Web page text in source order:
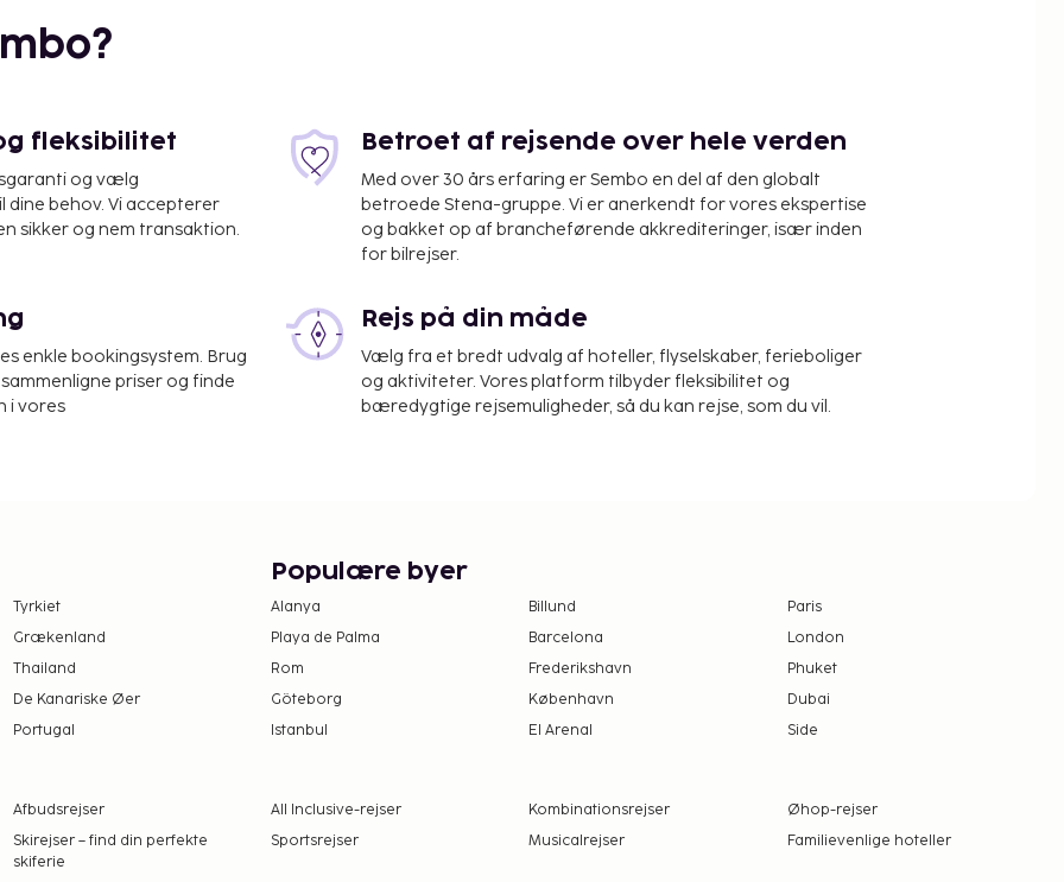
Gebyrer
nat, op til 7 nætter.
har oplyst.
Kontakt
fleksibilitet
og vælg
dine behov. Vi accepterer
sikker og nem transaktion.
Betroet af rejsende over hele verden
Med over 30 års erfaring er Sembo en del af den globalt
betroede Stena-gruppe. Vi er anerkendt for vores ekspertise
og bakket op af brancheførende akkrediteringer, især inden
for bilrejser.
enkle bookingsystem. Brug
priser og finde
i vores
Rejs på din måde
Vælg fra et bredt udvalg af hoteller, flyselskaber, ferieboliger
og aktiviteter. Vores platform tilbyder fleksibilitet og
bæredygtige rejsemuligheder, så du kan rejse, som du vil.
Tyrkiet
Grækenland
Thailand
De Kanariske Øer
Portugal
Populære byer
Alanya Billund
Paris
Playa de Palma
Barcelona
London
Rom
Frederikshavn
Phuket
Göteborg
København
Dubai
Istanbul
El Arenal Side
Afbudsrejser All Inclusive-rejser Kombinationsrejser
Øhop-rejser
Skirejser – find din perfekte
skiferie
Sportsrejser Musicalrejser Familievenlige hoteller